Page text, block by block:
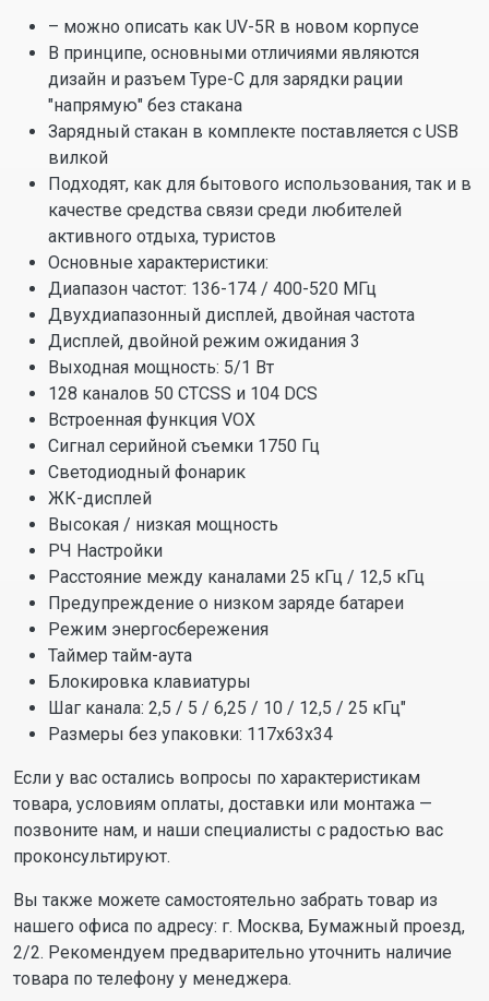
– можно описать как UV-5R в новом корпусе
В принципе, основными отличиями являются
дизайн и разъем Type-C для зарядки рации
"напрямую" без стакана
Зарядный стакан в комплекте поставляется с USB
вилкой
Подходят, как для бытового использования, так и в
качестве средства связи среди любителей
активного отдыха, туристов
Основные характеристики:
Диапазон частот: 136-174 / 400-520 МГц
Двухдиапазонный дисплей, двойная частота
Дисплей, двойной режим ожидания 3
Выходная мощность: 5/1 Вт
128 каналов 50 CTCSS и 104 DCS
Встроенная функция VOX
Сигнал серийной съемки 1750 Гц
Светодиодный фонарик
ЖК-дисплей
Высокая / низкая мощность
РЧ Настройки
Расстояние между каналами 25 кГц / 12,5 кГц
Предупреждение о низком заряде батареи
Режим энергосбережения
Таймер тайм-аута
Блокировка клавиатуры
Шаг канала: 2,5 / 5 / 6,25 / 10 / 12,5 / 25 кГц"
Размеры без упаковки: 117x63x34
Если у вас остались вопросы по характеристикам
товара, условиям оплаты, доставки или монтажа —
позвоните нам, и наши специалисты с радостью вас
проконсультируют.
Вы также можете самостоятельно забрать товар из
нашего офиса по адресу: г. Москва, Бумажный проезд,
2/2. Рекомендуем предварительно уточнить наличие
товара по телефону у менеджера.